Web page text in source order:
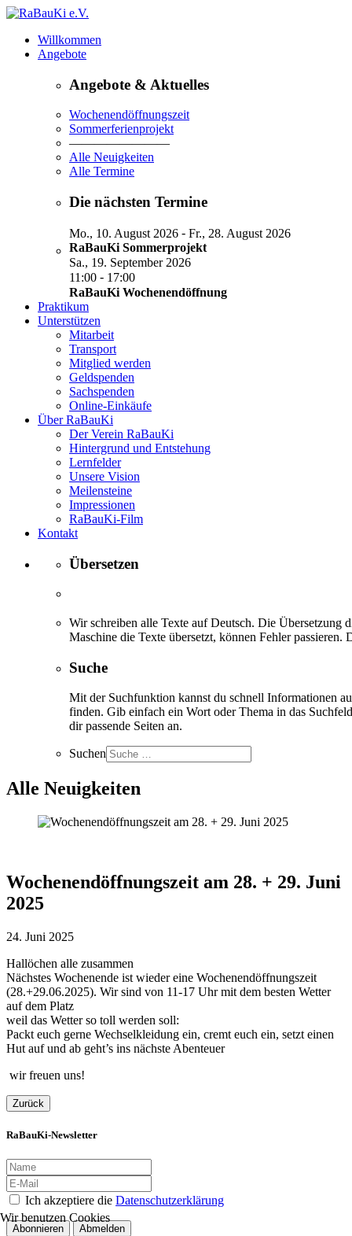
Willkommen
Angebote
Angebote & Aktuelles
Wochenendöffnungszeit
Sommerferienprojekt
————————
Alle Neuigkeiten
Alle Termine
Die nächsten Termine
Mo., 10. August 2026 - Fr., 28. August 2026
RaBauKi Sommerprojekt
Sa., 19. September 2026
11:00 - 17:00
RaBauKi Wochenendöffnung
Praktikum
Unterstützen
Mitarbeit
Transport
Mitglied werden
Geldspenden
Sachspenden
Online-Einkäufe
Über RaBauKi
Der Verein RaBauKi
Hintergrund und Entstehung
Lernfelder
Unsere Vision
Meilensteine
Impressionen
RaBauKi-Film
Kontakt
Übersetzen
Wir schreiben alle Texte auf Deutsch. Die Übersetzung
Maschine die Texte übersetzt, können Fehler passieren.
Suche
Mit der Suchfunktion kannst du schnell Informationen
finden. Gib einfach ein Wort oder Thema in das
dir passende Seiten an.
Suchen
Alle Neuigkeiten
Wochenendöffnungszeit am 28. + 29. Juni
2025
24. Juni 2025
Hallöchen alle zusammen
Nächstes Wochenende ist wieder eine Wochenendöffnungszeit
(28.+29.06.2025). Wir sind von 11-17 Uhr mit dem besten Wetter
auf dem Platz
weil das Wetter so toll werden soll:
Packt euch gerne Wechselkleidung ein, cremt euch ein, setzt einen
Hut auf und ab geht’s ins nächste Abenteuer
wir freuen uns!
Zurück
RaBauKi-Newsletter
Ich akzeptiere die Datenschutzerklärung
Abonnieren Abmelden
Wir benutzen Cookies